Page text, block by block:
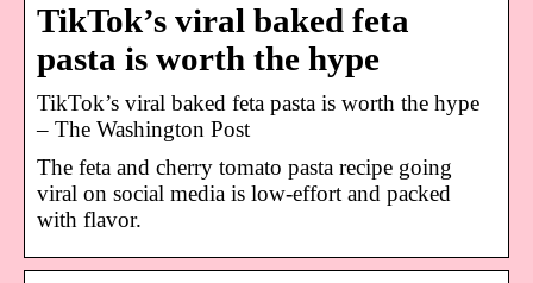
TikTok’s viral baked feta
pasta is worth the hype
TikTok’s viral baked feta pasta is worth the hype
– The Washington Post
The feta and cherry tomato pasta recipe going
viral on social media is low-effort and packed
with flavor.